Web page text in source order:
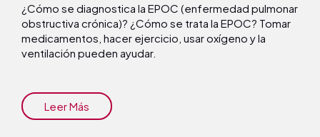
¿Cómo se diagnostica la EPOC (enfermedad pulmonar
obstructiva crónica)? ¿Cómo se trata la EPOC? Tomar
medicamentos, hacer ejercicio, usar oxígeno y la
ventilación pueden ayudar.
Leer Más